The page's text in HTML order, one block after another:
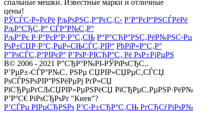
спальные мешки. Известные марки и отличные
цены!
РЎСЃС‹Р»РєРё РљРѕРЅС‚Р°РєС‚С‹ Р’Р°РєР°РЅСЃРёРё
РљР°СЂС‚Р° СЃР°Р№С‚Р°
РљР°Рє Р·Р°РєР°Р·Р°С‚СЊ Р“Р°СЂР°РЅС‚РёР№РЅС‹Рµ
РѕР±СЏР·Р°С‚РµР»СЊСЃС‚РІР° РћРїР»Р°С‚Р°
Р”РѕСЃС‚Р°РІРєР° Р’РѕР·РІСЂР°С‚ Рё РѕР±РјРµРЅ
В© 2006 - 2021 Р”СЂР°Р№РІ-РЎРїРѕСЂС‚.
Р’РµР±-СЃР°Р№С‚ РЅРµ СЏРІР»СЏРµС‚СЃСЏ
РѕСЃРЅРѕРІР°РЅРёРµРј РґР»СЏ
РїСЂРµРґСЉСЏРІР»РµРЅРёСЏ РїСЂРµС‚РµРЅР·РёР№
Р’Р°С€ РіРѕСЂРѕРґ "Киев"?
Р’СЃРµ РІРµСЂРЅРѕ Р’С‹Р±СЂР°С‚СЊ РґСЂСѓРіРѕР№